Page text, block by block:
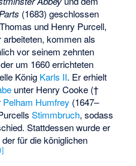
(1683) geschlossen
und Henry Purcell,
kommen als
vor seinem zehnten
um 1660 errichteten
König Karls II. Er erhielt
unter Henry Cooke (†
Pelham Humfrey (1647–
Stimmbruch, sodass
Stattdessen wurde er
für die königlichen
]